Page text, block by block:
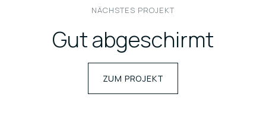
NÄCHSTES PROJEKT
Gut abgeschirmt
ZUM PROJEKT